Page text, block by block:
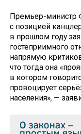
Премьер-министр
с позицией
в прошлом году
гостеприимного
напрямую
что тогда она
в котором
провоцирует
населения», —